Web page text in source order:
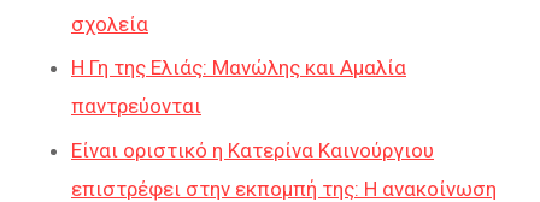
σχολεία
Η Γη της Ελιάς: Μανώλης και Αμαλία
παντρεύονται
Είναι οριστικό η Κατερίνα Καινούργιου
επιστρέφει στην εκπομπή της: Η ανακοίνωση